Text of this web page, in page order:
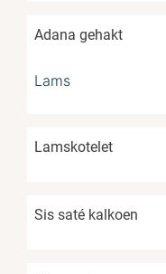
Adana gehakt
Lams
Lamskotelet
Sis saté kalkoen